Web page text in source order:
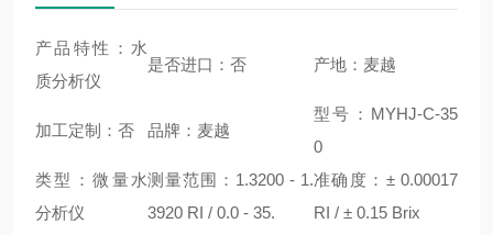
产品特性：水
质分析仪
是否进口：否 产地：麦越
加工定制：否 品牌：麦越
型号：MYHJ-C-35
0
类型：微量水
分析仪
测量范围：1.3200 - 1.
3920 RI / 0.0 - 35.
准确度：± 0.00017
RI / ± 0.15 Brix